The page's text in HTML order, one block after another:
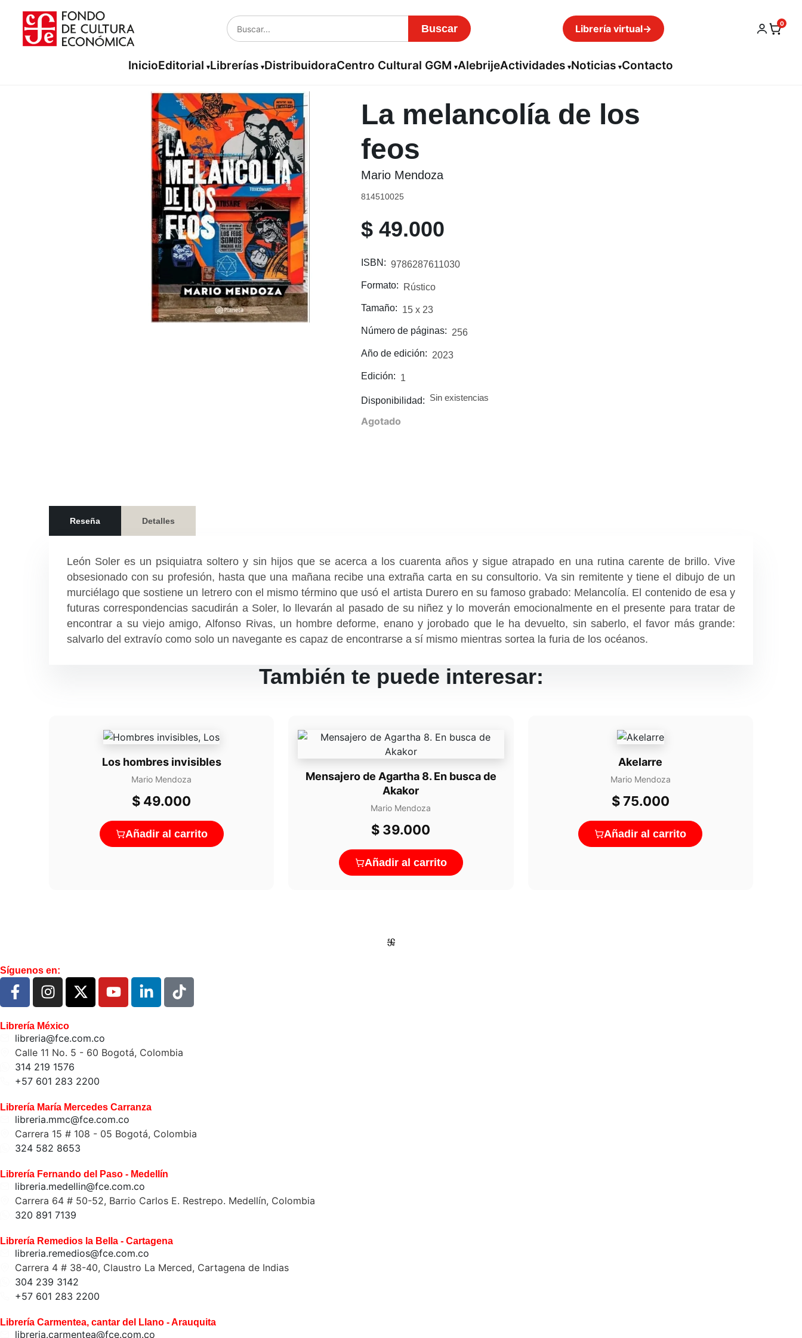
Buscar Librería virtual→ 0
InicioEditorial Librerías DistribuidoraCentro Cultural GGM AlebrijeActividades Noticias Contacto
Agotado
Disponibilidad: Sin existencias
Edición: 1
Año de edición: 2023
Número de páginas: 256
Tamaño: 15 x 23
Formato: Rústico
ISBN: 9786287611030
$49.000
814510025
Mario Mendoza
La melancolía de los
feos
Reseña Detalles
León Soler es un psiquiatra soltero y sin hijos que se acerca a los cuarenta años y sigue atrapado en una rutina carente de brillo. Vive
obsesionado con su profesión, hasta que una mañana recibe una extraña carta en su consultorio. Va sin remitente y tiene el dibujo de un
murciélago que sostiene un letrero con el mismo término que usó el artista Durero en su famoso grabado: Melancolía. El contenido de esa y
futuras correspondencias sacudirán a Soler, lo llevarán al pasado de su niñez y lo moverán emocionalmente en el presente para tratar de
encontrar a su viejo amigo, Alfonso Rivas, un hombre deforme, enano y jorobado que le ha devuelto, sin saberlo, el favor más grande:
salvarlo del extravío como solo un navegante es capaz de encontrarse a sí mismo mientras sortea la furia de los océanos.
También te puede interesar:
Los hombres invisibles
Mario Mendoza
$ 49.000
Añadir al carrito
Mensajero de Agartha 8. En busca de
Akakor
Mario Mendoza
$ 39.000
Añadir al carrito
Akelarre
Mario Mendoza
$75.000
Añadir al carrito
Síguenos en:
Librería México
libreria@fce.com.co
Calle 11 No. 5 - 60 Bogotá, Colombia
314 219 1576
+57 601 283 2200
Librería María Mercedes Carranza
libreria.mmc@fce.com.co
Carrera 15 # 108 - 05 Bogotá, Colombia
324 582 8653
Librería Fernando del Paso - Medellín
libreria.medellin@fce.com.co
Carrera 64 # 50-52, Barrio Carlos E. Restrepo. Medellín, Colombia
320 891 7139
Librería Remedios la Bella - Cartagena
libreria.remedios@fce.com.co
Carrera 4 # 38-40, Claustro La Merced, Cartagena de Indias
304 239 3142
+57 601 283 2200
Librería Carmentea, cantar del Llano - Arauquita
libreria.carmentea@fce.com.co